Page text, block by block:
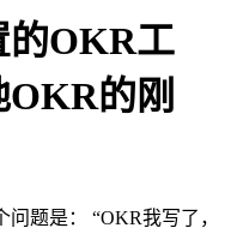
的OKR工
的刚
题是： “OKR我写了，